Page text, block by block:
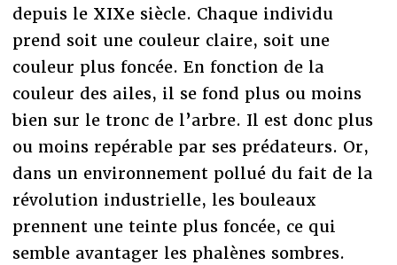
depuis le XIXe siècle. Chaque individu
prend soit une couleur claire, soit une
couleur plus foncée. En fonction de la
couleur des ailes, il se fond plus ou moins
bien sur le tronc de l’arbre. Il est donc plus
ou moins repérable par ses prédateurs. Or,
dans un environnement pollué du fait de la
révolution industrielle, les bouleaux
prennent une teinte plus foncée, ce qui
semble avantager les phalènes sombres.